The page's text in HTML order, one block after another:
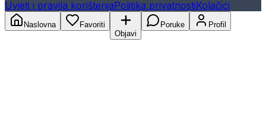
Uvjeti i pravila korištenjaPolitika privatnostiKolačići
Naslovna
Favoriti
Objavi
Poruke Profil